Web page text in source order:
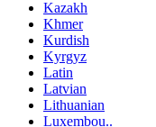
Kazakh
Khmer
Kurdish
Kyrgyz
Latin
Latvian
Lithuanian
Luxembou..